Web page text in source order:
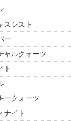
スシスト
ー
ャルクォーツ
ト
ークォーツ
ナイト